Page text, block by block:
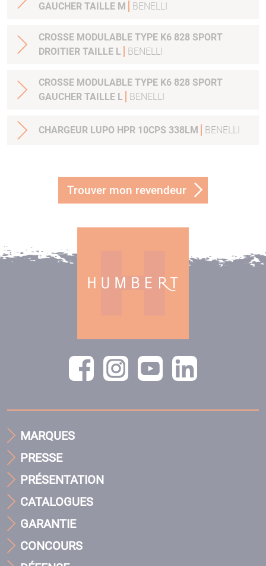
GAUCHER TAILLE M
BENELLI
CROSSE MODULABLE TYPE K6 828 SPORT
DROITIER TAILLE L
BENELLI
CROSSE MODULABLE TYPE K6 828 SPORT
GAUCHER TAILLE L
BENELLI
CHARGEUR LUPO HPR 10CPS 338LM BENELLI
Trouver mon revendeur
MARQUES
PRESSE
PRÉSENTATION
CATALOGUES
GARANTIE
CONCOURS